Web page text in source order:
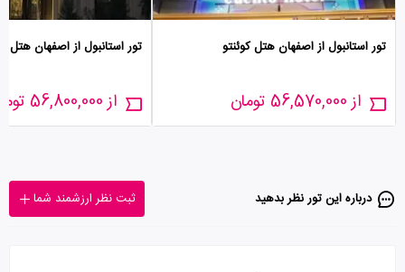
تور استانبول از اصفهان هتل کوئنتو
از 56,570,000 تومان
تور استانبول از اصفهان هتل
از 56,800,000 تومان
درباره این تور‌ نظر بدهید ثبت نظر ارزشمند شما